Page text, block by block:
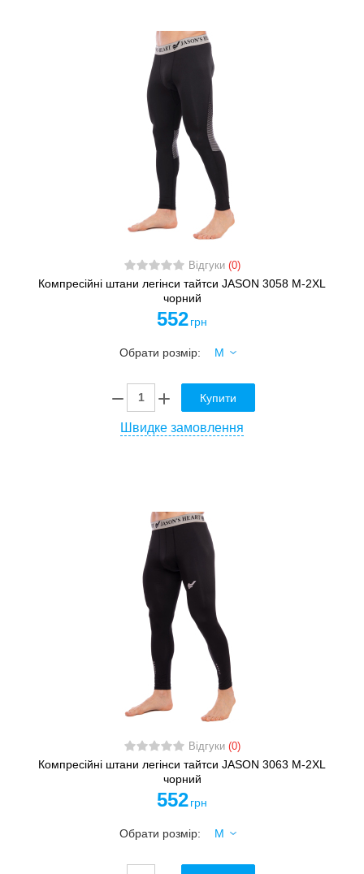
Відгуки (0)
Компресійні штани легінси тайтси JASON 3058 M-2XL
чорний
552 грн
Обрати розмір:
Купити
Швидке замовлення
Відгуки (0)
Компресійні штани легінси тайтси JASON 3063 M-2XL
чорний
552 грн
Обрати розмір: